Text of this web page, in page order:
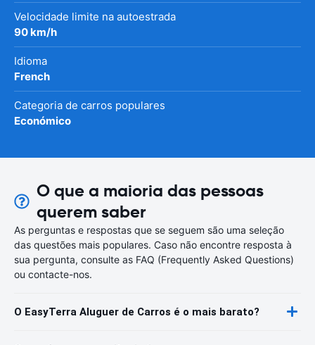
Velocidade limite na autoestrada
90 km/h
Idioma
French
Categoria de carros populares
Económico
O que a maioria das pessoas
querem saber
As perguntas e respostas que se seguem são uma seleção
das questões mais populares. Caso não encontre resposta à
sua pergunta, consulte as FAQ (Frequently Asked Questions)
ou contacte-nos.
O EasyTerra Aluguer de Carros é o mais barato?